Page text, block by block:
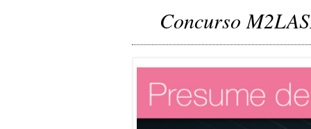
Concurso